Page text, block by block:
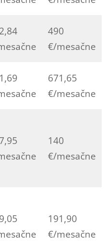
490
€/mesačne
671,65
€/mesačne
140
€/mesačne
191,90
€/mesačne